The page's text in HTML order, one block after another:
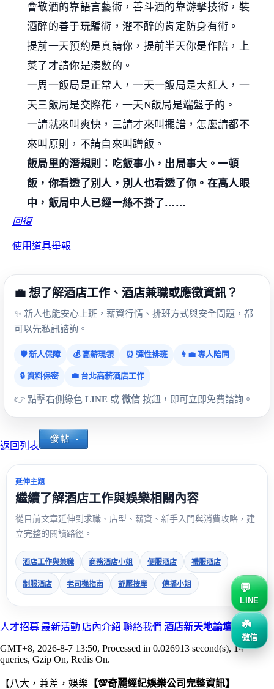
會敬酒的靠語言藝術，善斗酒的靠游擊技術，裝
酒醉的善于玩騙術，灌不醉的肯定防身有術。
提前一天預約是真請你，提前半天你是作陪，上
菜了才請你是湊數的。
一周一飯局是正常人，一天一飯局是大紅人，一
天三飯局是交際花，一天N飯局是端盤子的。
一請就來叫爽快，三請才來叫擺譜，怎麼請都不
來叫原則，不請自來叫蹭飯。
飯局里的潛規則︰吃飯事小，出局事大。一頓
飯，你看透了別人，別人也看透了你。在高人眼
中，飯局中人已經一絲不掛了……
回復
使用道具舉報
💼 想了解酒店工作、酒店兼職或應徵資訊？
✨ 新人也能安心上班，薪資行情、排班方式與安全問題，都
可以先私訊諮詢。
🛡️ 新人保障 💰 高薪現領 ⏰ 彈性排班 👩‍💼 專人陪同
🔒 資料保密 💼 台北高薪酒店工作
👉 點擊右側綠色 LINE 或 微信 按鈕，即可立即免費諮詢。
返回列表
延伸主題
繼續了解酒店工作與娛樂相關內容
從目前文章延伸到求職、店型、薪資、新手入門與消費攻略，建
立完整的閱讀路徑。
酒店工作與兼職 商務酒店小姐 便服酒店 禮服酒店
制服酒店 老司機指南 舒壓按摩 傳播小姐
人才招募|最新活動|店內介紹|聯絡我們|酒店新天地論壇
GMT+8, 2026-8-7 13:50, Processed in 0.026913 second(s), 14
queries, Gzip On, Redis On.
【八大，兼差，娛樂 【💯奇麗經紀娛樂公司完整資訊】
LINE
微信